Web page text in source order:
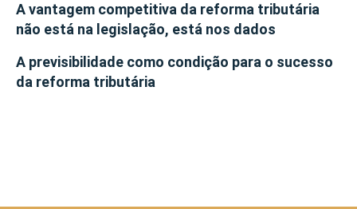
A vantagem competitiva da reforma tributária
não está na legislação, está nos dados
A previsibilidade como condição para o sucesso
da reforma tributária